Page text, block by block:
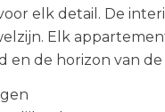
elk detail. De
Elk
en de horizon van